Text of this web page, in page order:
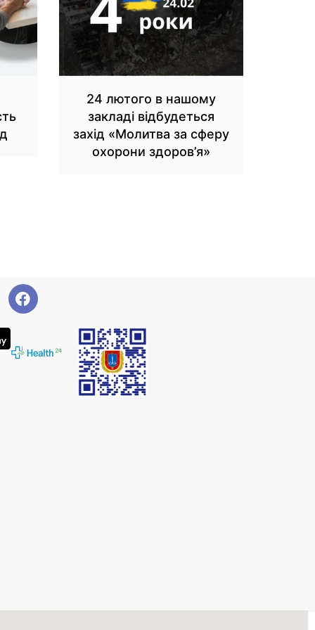
24 лютого в нашому
закладі відбудеться
захід «Молитва за сферу
охорони здоров’я»